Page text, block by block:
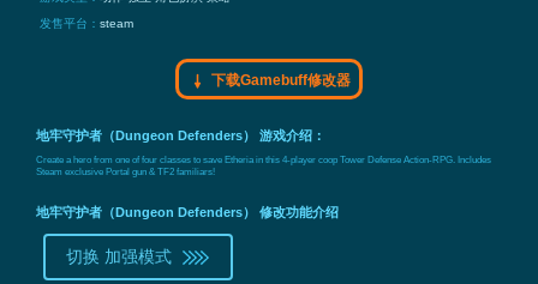
发售平台： steam
下载Gamebuff修改器
地牢守护者（Dungeon Defenders） 游戏介绍：
Create a hero from one of four classes to save Etheria in this 4-player coop Tower Defense Action-RPG. Includes
Steam exclusive Portal gun & TF2 familiars!
地牢守护者（Dungeon Defenders） 修改功能介绍
切换 加强模式